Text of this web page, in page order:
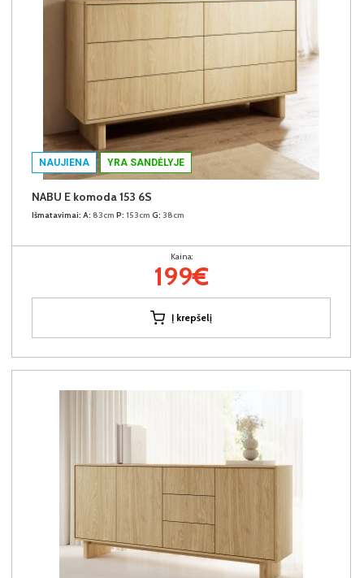
NAUJIENA YRA SANDĖLYJE
NABU E komoda 153 6S
Išmatavimai: A: 83cm P: 153cm G: 38cm
Kaina:
199€
Į krepšelį